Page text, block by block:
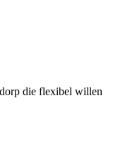
die flexibel willen